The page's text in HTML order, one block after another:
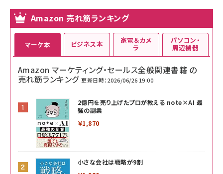
Amazon 売れ筋ランキング
マーケ本
Amazon マーケティング・セールス全般関連書籍 の
売れ筋ランキング 更新日時：2026/06/26 19:00
2億円を売り上げたプロが教える note×AI 最
強の副業
￥1,870
小さな会社は戦略が9割
ビジネス本 家電＆カメ
ラ
パソコン・
周辺機器